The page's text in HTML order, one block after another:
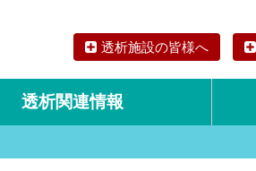
透析施設の皆様へ
透析関連情報